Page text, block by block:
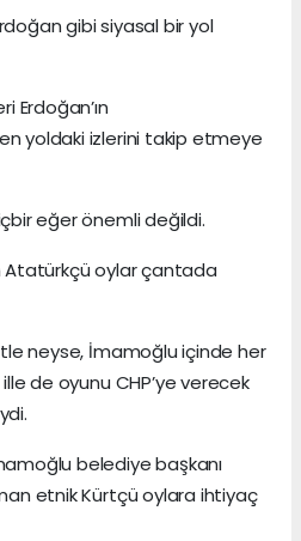
gibi siyasal bir yol
Erdoğan’ın
yoldaki izlerini takip etmeye
eğer önemli değildi.
Atatürkçü oylar çantada
neyse, İmamoğlu içinde her
de oyunu CHP’ye verecek
belediye başkanı
etnik Kürtçü oylara ihtiyaç